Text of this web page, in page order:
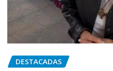
DESTACADAS